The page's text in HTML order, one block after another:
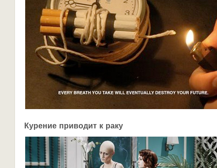
Курение приводит к раку